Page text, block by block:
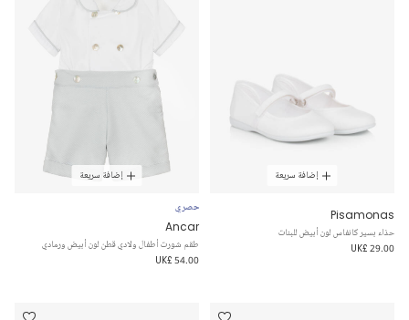
إضافة سريعة
Pisamonas
حذاء بسير كانفاس لون أبيض للبنات
UK£ 29.00
إضافة سريعة
حصري
Ancar
طقم شورت أطفال ولادي قطن لون أبيض ورمادي
UK£ 54.00